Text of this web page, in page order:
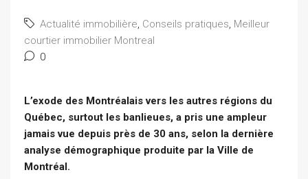
Actualité immobilière, Conseils pratiques, Meilleur
courtier immobilier Montreal
0
L’exode des Montréalais vers les autres régions du
Québec, surtout les banlieues, a pris une ampleur
jamais vue depuis près de 30 ans, selon la dernière
analyse démographique produite par la Ville de
Montréal.